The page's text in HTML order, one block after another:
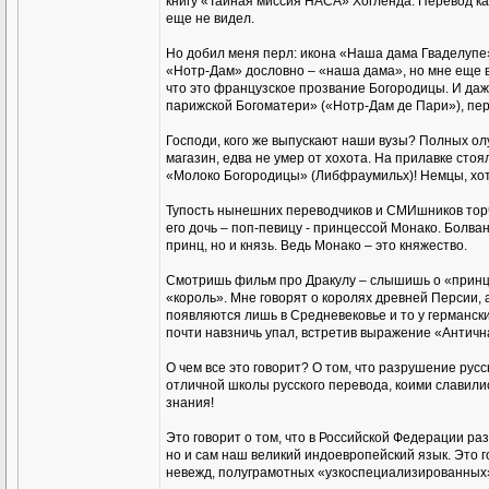
еще не видел.
Но добил меня перл: икона «Наша дама
«Нотр-Дам» дословно – «наша дама», но мне еще
что это французское прозвание Богородицы. И
парижской Богоматери» («Нотр-Дам де Пари»),
Господи, кого же выпускают наши вузы? Полных
магазин, едва не умер от хохота. На прилавке
«Молоко Богородицы» (Либфраумильх)! Немцы,
Тупость нынешних переводчиков и СМИшников
его дочь – поп-певицу - принцессой Монако.
принц, но и князь. Ведь Монако – это княжество.
Смотришь фильм про Дракулу – слышишь о
«король». Мне говорят о королях древней
появляются лишь в Средневековье и то у
почти навзничь упал, встретив выражение
О чем все это говорит? О том, что разрушение
отличной школы русского перевода, коими
знания!
Это говорит о том, что в Российской Федерации
но и сам наш великий индоевропейский язык. Это
невежд, полуграмотных